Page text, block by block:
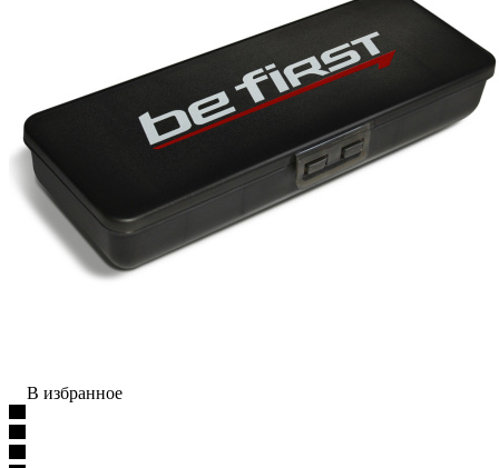
В избранное